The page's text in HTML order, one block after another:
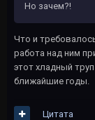
Но зачем?!
Что и
работа над ним
этот хладный
ближайшие годы.
Цитата